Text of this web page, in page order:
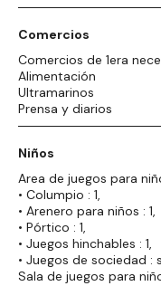
Comercios
Comercios de 1era
Alimentación
Ultramarinos
Prensa y diarios
Niños
Area de juegos para
• Columpio : 1,
• Arenero para niños : 1,
• Pórtico : 1,
• Juegos hinchables : 1,
• Juegos de sociedad :
Sala de juegos para